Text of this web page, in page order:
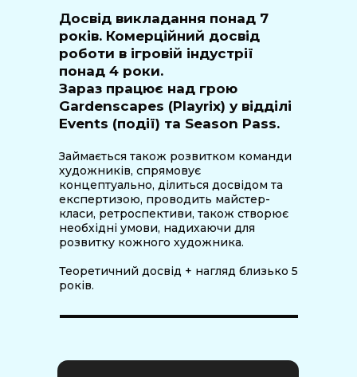
Досвід викладання понад 7
років. Комерційний досвід
роботи в ігровій індустрії
понад 4 роки.
Зараз працює над грою
Gardenscapes (Playrix) у відділі
Events (події) та Season Pass.
Займається також розвитком команди
художників, спрямовує
концептуально, ділиться досвідом та
експертизою, проводить майстер-
класи, ретроспективи, також створює
необхідні умови, надихаючи для
розвитку кожного художника.
Теоретичний досвід + нагляд близько 5
років.